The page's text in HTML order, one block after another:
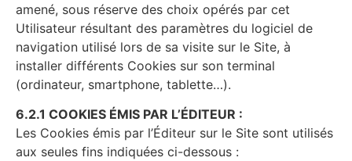
amené, sous réserve des choix opérés par cet
Utilisateur résultant des paramètres du logiciel de
navigation utilisé lors de sa visite sur le Site, à
installer différents Cookies sur son terminal
(ordinateur, smartphone, tablette…).
6.2.1 COOKIES ÉMIS PAR L’ÉDITEUR :
Les Cookies émis par l’Éditeur sur le Site sont utilisés
aux seules fins indiquées ci-dessous :